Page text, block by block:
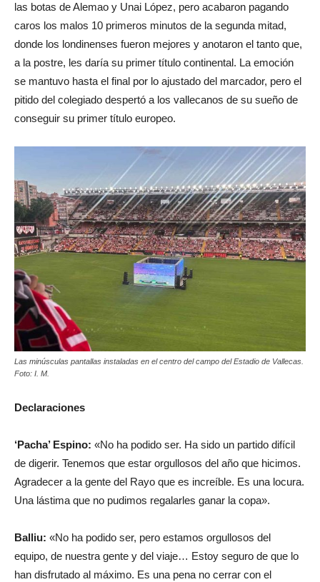
las botas de Alemao y Unai López, pero acabaron pagando
caros los malos 10 primeros minutos de la segunda mitad,
donde los londinenses fueron mejores y anotaron el tanto que,
a la postre, les daría su primer título continental. La emoción
se mantuvo hasta el final por lo ajustado del marcador, pero el
pitido del colegiado despertó a los vallecanos de su sueño de
conseguir su primer título europeo.
Las minúsculas pantallas instaladas en el centro del campo del Estadio de Vallecas.
Foto: I. M.
Declaraciones
‘Pacha’ Espino: «No ha podido ser. Ha sido un partido difícil
de digerir. Tenemos que estar orgullosos del año que hicimos.
Agradecer a la gente del Rayo que es increíble. Es una locura.
Una lástima que no pudimos regalarles ganar la copa».
Balliu: «No ha podido ser, pero estamos orgullosos del
equipo, de nuestra gente y del viaje… Estoy seguro de que lo
han disfrutado al máximo. Es una pena no cerrar con el